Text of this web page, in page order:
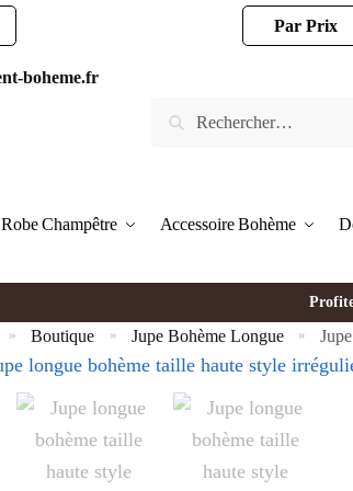
Par Prix
Robe Champêtre Accessoire Bohème
» Boutique » Jupe Bohème Longue »